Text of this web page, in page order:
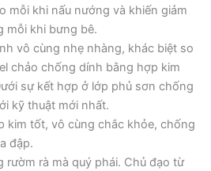
mỗi khi nấu nướng và khiến giảm
mỗi khi bưng bê.
vô cùng nhẹ nhàng, khác biệt so
chảo chống dính bằng hợp kim
sự kết hợp ở lớp phủ sơn chống
kỹ thuật mới nhất.
kim tốt, vô cùng chắc khỏe, chống
đập.
rườm rà mà quý phái. Chủ đạo từ